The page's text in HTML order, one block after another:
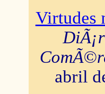
Virtudes
abril